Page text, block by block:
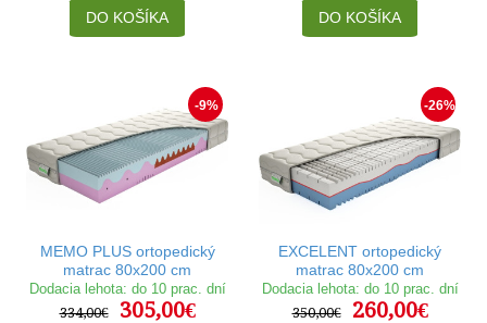
DO KOŠÍKA DO KOŠÍKA
-9%
MEMO PLUS ortopedický
matrac 80x200 cm
Dodacia lehota: do 10 prac. dní
334,00€
305,00€
-26%
EXCELENT ortopedický
matrac 80x200 cm
Dodacia lehota: do 10 prac. dní
350,00€
260,00€